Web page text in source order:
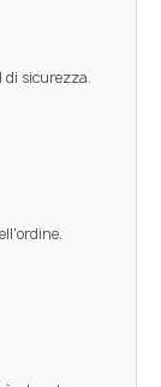
di sicurezza.